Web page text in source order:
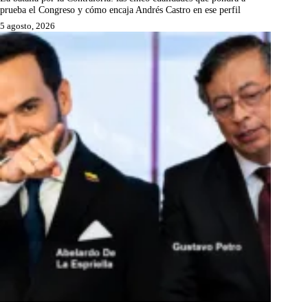
prueba el Congreso y cómo encaja Andrés Castro en ese perfil
5 agosto, 2026